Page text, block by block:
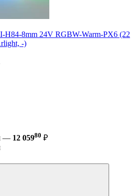
H84-8mm 24V RGBW-Warm-PX6 (22
-)
— 12 05980 ₽